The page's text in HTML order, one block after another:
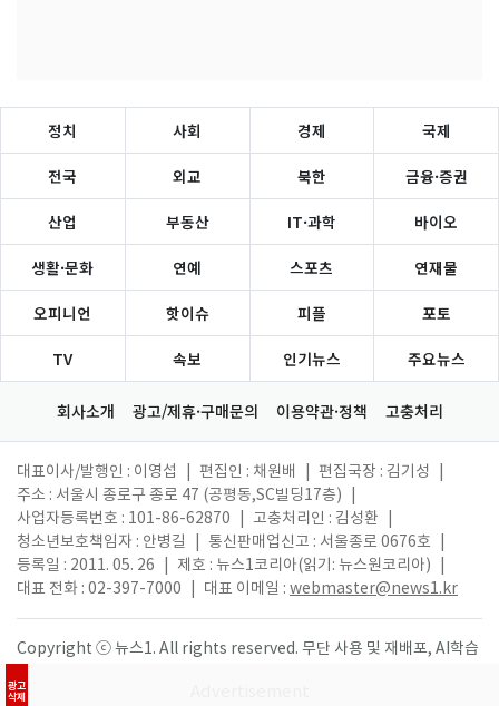
광고
삭제
정치 사회 경제 국제
전국 외교 북한 금융·증권
산업 부동산 IT·과학 바이오
생활·문화 연예 스포츠 연재물
오피니언 핫이슈 피플 포토
TV 속보 인기뉴스 주요뉴스
회사소개 광고/제휴·구매문의 이용약관·정책 고충처리
대표이사/발행인 : 이영섭 편집인 : 채원배 편집국장 : 김기성
주소 : 서울시 종로구 종로 47 (공평동,SC빌딩17층)
사업자등록번호 : 101-86-62870
고충처리인 : 김성환
청소년보호책임자 : 안병길
통신판매업신고 : 서울종로 0676호
등록일 : 2011. 05. 26
제호 : 뉴스1코리아(읽기: 뉴스원코리아)
대표 전화 : 02-397-7000
대표 이메일 : webmaster@news1.kr
Copyright ⓒ 뉴스1. All rights reserved. 무단 사용 및 재배포, AI학습